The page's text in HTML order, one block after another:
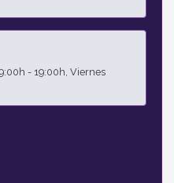
- 19:00h, Viernes